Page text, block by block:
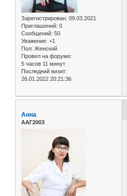
Зарегистрирован: 09.03.2021
Приглашений: 0
Сообщений: 50
Уважение: +1
Пол: Женский
Провел на форуме:
5 часов 11 минут
Последний визит:
26.01.2022 20:21:36
Анна
ААГ2003